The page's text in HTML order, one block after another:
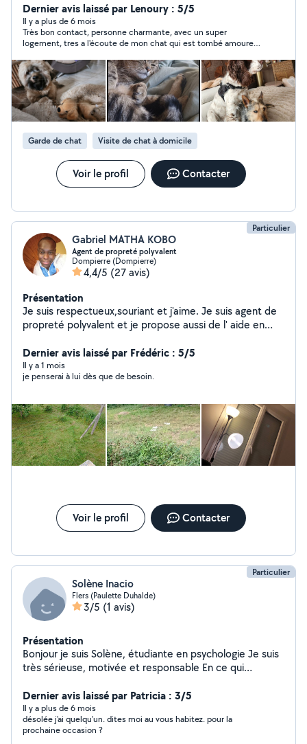
animaux. J'ai de l'expérience dans ce domaine.
Disponible + horaires flexibles. Je m'adapte à vos
besoins. L'animal reste MA priorité.... à bon entendeur !
Il m'arrive de faire de la garde à domicile, proche Flers
centre ville. Je ne travaille désormais que pour les
propriétaires prochent et aimant de leurs animaux
Dernier avis laissé par Lenoury : 5/5
Il y a plus de 6 mois
Très bon contact, personne charmante, avec un super
logement, tres a l'écoute de mon chat qui est tombé amoureux
Garde de chat Visite de chat à domicile
Voir le profil Contacter
Particulier
Gabriel MATHA KOBO
Agent de propreté polyvalent
Dompierre (Dompierre)
4,4/5 (27 avis)
Présentation
Je suis respectueux,souriant et j'aime. Je suis agent de
propreté polyvalent et je propose aussi de l' aide en
propose des garde chiens . Et je répare également des
téléphones écran et d' autres à des prix abordables . Je
propose aussi les service de débroussailleuse et de scie
Dernier avis laissé par Frédéric : 5/5
Il y a 1 mois
je penserai à lui dès que de besoin.
Voir le profil Contacter
Particulier
Solène Inacio
Flers (Paulette Duhalde)
3/5 (1 avis)
Présentation
Bonjour je suis Solène, étudiante en psychologie Je suis
très sérieuse, motivée et responsable En ce qui
enfants de tous âges depuis bientôt 5 ans (à noter que
je n'ai pas de voiture et que je ne pourrais
malheureusement pas me déplacer avec vos enfants)
Je procède à la garde d'animaux (chiens et chats) J'ai
Dernier avis laissé par Patricia : 3/5
Il y a plus de 6 mois
désolée j'ai quelqu'un. dites moi au vous habitez. pour la
prochaine occasion ?